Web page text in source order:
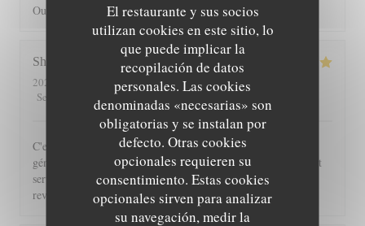
El restaurante y sus socios
utilizan cookies en este sitio, lo
que puede implicar la
recopilación de datos
personales. Las cookies
denominadas «necesarias» son
obligatorias y se instalan por
defecto. Otras cookies
opcionales requieren su
consentimiento. Estas cookies
opcionales sirven para analizar
su navegación, medir la
Oui je recommande
Shérazade
2026-08-05
- 20:00 - Invitados 2
Servicio
Ambiente 4/5 5/5
C'est toujours un régal de venir à Beyit Jedo les assiettes sont
généreuses et on y mange vraiment bien. Merci aux serveurs et
serveuses un accueil chaleureux. Comme d'habitude j'y
reviendrai 😉